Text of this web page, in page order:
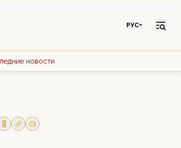
РУС
новости